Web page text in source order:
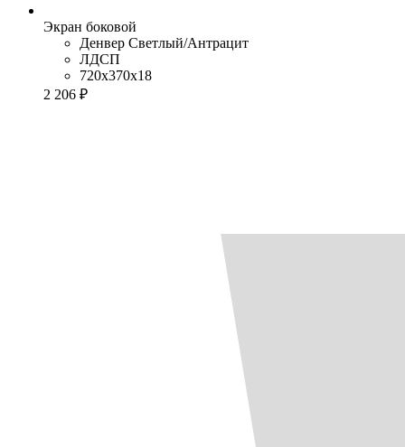
Экран боковой
Денвер Cветлый/Антрацит
ЛДСП
720x370x18
2 206 ₽